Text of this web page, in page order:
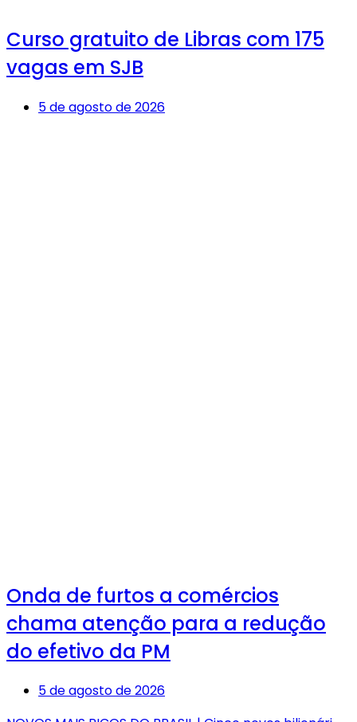
Curso gratuito de Libras com 175
vagas em SJB
5 de agosto de 2026
Onda de furtos a comércios
chama atenção para a redução
do efetivo da PM
5 de agosto de 2026